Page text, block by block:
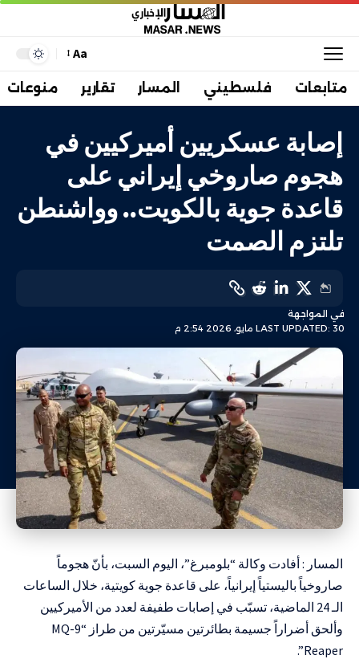
Aa
متابعات فلسطيني المسار تقارير منوعات
إصابة عسكريين أميركيين في
هجوم صاروخي إيراني على
قاعدة جوية بالكويت.. وواشنطن
تلتزم الصمت
LAST UPDATED: 30 مايو، 2026 2:54 م
في المواجهة
المسار : أفادت وكالة “بلومبرغ”، اليوم السبت، بأنّ هجوماً
صاروخياً باليستياً إيرانياً، على قاعدة جوية كويتية، خلال الساعات
الـ 24 الماضية، تسبّب في إصابات طفيفة لعدد من الأميركيين
وألحق أضراراً جسيمة بطائرتين مسيّرتين من طراز “MQ-9
Reaper”.